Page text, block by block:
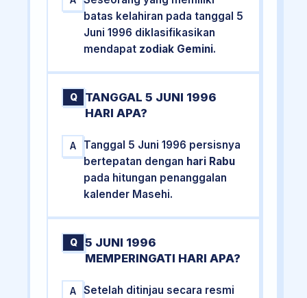
batas kelahiran pada tanggal 5
Juni 1996 diklasifikasikan
mendapat zodiak Gemini.
Q
TANGGAL 5 JUNI 1996
HARI APA?
A
Tanggal 5 Juni 1996 persisnya
bertepatan dengan hari Rabu
pada hitungan penanggalan
kalender Masehi.
Q
5 JUNI 1996
MEMPERINGATI HARI APA?
A
Setelah ditinjau secara resmi